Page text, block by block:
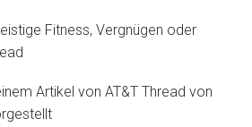
Fitness, Vergnügen oder
Artikel von AT&T Thread von